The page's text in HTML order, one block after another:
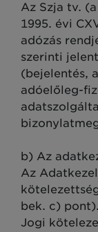
Az Szja tv.
1995. évi
adózás
szerinti
(bejelentés,
adóelőleg-
b) Az
Az
bek. c) pont).
Jogi